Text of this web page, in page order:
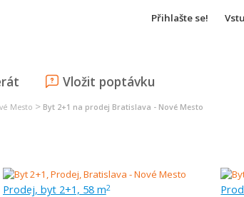
Přihlašte se!
Vložit poptávku
Mesto > Byt 2+1 na prodej Bratislava - Nové Mesto
Prodej, byt 2+1, 58 m2